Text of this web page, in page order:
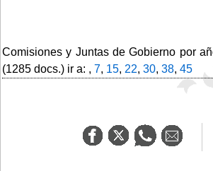
Comisiones y Juntas de Gobierno por
(1285 docs.) ir a: , 7, 15, 22, 30, 38, 45